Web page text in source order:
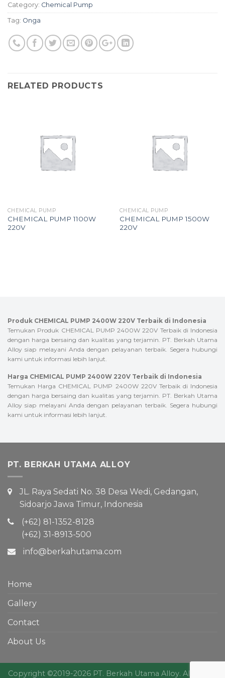
Category: Chemical Pump
Tag: Onga
RELATED PRODUCTS
CHEMICAL PUMP
CHEMICAL PUMP 1100W
220V
CHEMICAL PUMP
CHEMICAL PUMP 1500W
220V
Produk CHEMICAL PUMP 2400W 220V Terbaik di Indonesia
Temukan Produk CHEMICAL PUMP 2400W 220V Terbaik di Indonesia
dengan harga bersaing dan kualitas yang terjamin. PT. Berkah Utama
Alloy siap melayani Anda dengan pelayanan terbaik. Segera hubungi
kami untuk informasi lebih lanjut.
Harga CHEMICAL PUMP 2400W 220V Terbaik di Indonesia
Temukan Harga CHEMICAL PUMP 2400W 220V Terbaik di Indonesia
dengan harga bersaing dan kualitas yang terjamin. PT. Berkah Utama
Alloy siap melayani Anda dengan pelayanan terbaik. Segera hubungi
kami untuk informasi lebih lanjut.
PT. BERKAH UTAMA ALLOY
JL. Raya Sedati No. 38 Desa Wedi, Gedangan,
Sidoarjo Jawa Timur, Indonesia
(+62) 81-1352-8128
(+62) 31-8913-500
info@berkahutama.com
Home
Gallery
Contact
About Us
Copyright ©2019-2026 PT. Berkah Utama Alloy. All Rights